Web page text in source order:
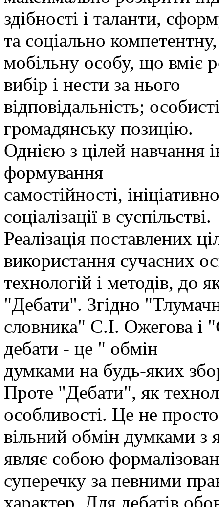
здібності і таланти,
та соціально компетентну,
мобільну особу, що вміє
вибір і нести за нього
відповідальність;
громадянську позицію.
Однією з цілей навчання
формування
самостійності,
соціалізації в суспільстві.
Реалізація поставлених
використання сучасних
технологій і методів, до
"Дебати". Згідно
словника" С.І. Ожегова і
дебати - це " обмін
думками на будь-яких
Проте "Дебати", як
особливості. Це не просто
вільний обмін думками з
являє собою
суперечку за певними
характер. Для дебатів